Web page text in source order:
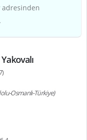
adresinden
Osmanlı-Türkiye)